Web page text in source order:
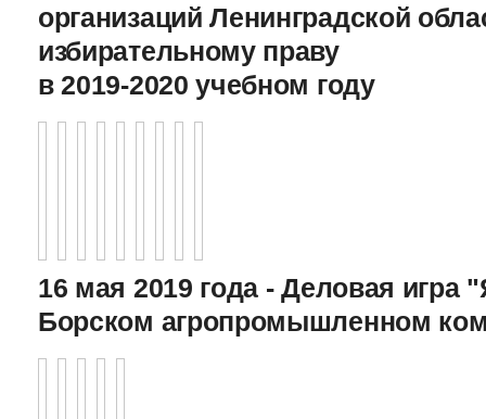
организаций Ленинградской
избирательному праву
в 2019-2020 учебном году
16 мая 2019 года - Деловая игра
Борском агропромышленном